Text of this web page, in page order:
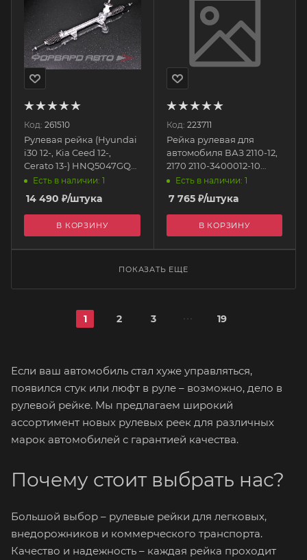
Код: 261510
Рулевая рейка (Hyundai
i30 12-, Kia Ceed 12-,
Cerato 13-) HNQ5047GQ
KRAUF
Есть в наличии: 1
14 490 ₽/штука
В КОРЗИНУ
Код: 223711
Рейка рулевая для
автомобиля ВАЗ 2110-12,
2170 2110-3400012-10
Тольятти
Есть в наличии: 1
7 765₽/штука
В КОРЗИНУ
ПОКАЗАТЬ ЕЩЕ
1 2 3 19
Если ваш автомобиль стал хуже управляться,
появился стук или люфт в руле – возможно, дело в
рулевой рейке. Мы предлагаем широкий
ассортимент новых рулевых реек для различных
марок автомобилей с гарантией качества.
Почему стоит выбрать нас?
Большой выбор – рулевые рейки для легковых,
внедорожников и коммерческого транспорта.
Качество и надежность – каждая рейка проходит